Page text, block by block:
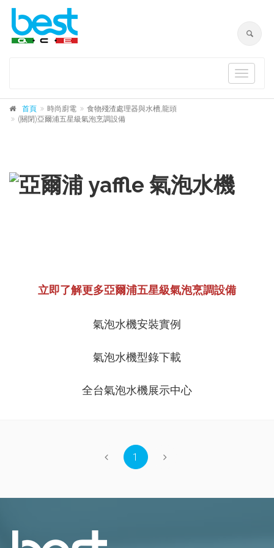
Toggle
首頁 時尚廚電
食物殘渣處理器與水槽,龍頭
(關閉)亞爾浦五星級氣泡烹調設備
立即了解更多亞爾浦五星級氣泡烹調設備
氣泡水機安裝實例
氣泡水機型錄下載
全台氣泡水機展示中心
1